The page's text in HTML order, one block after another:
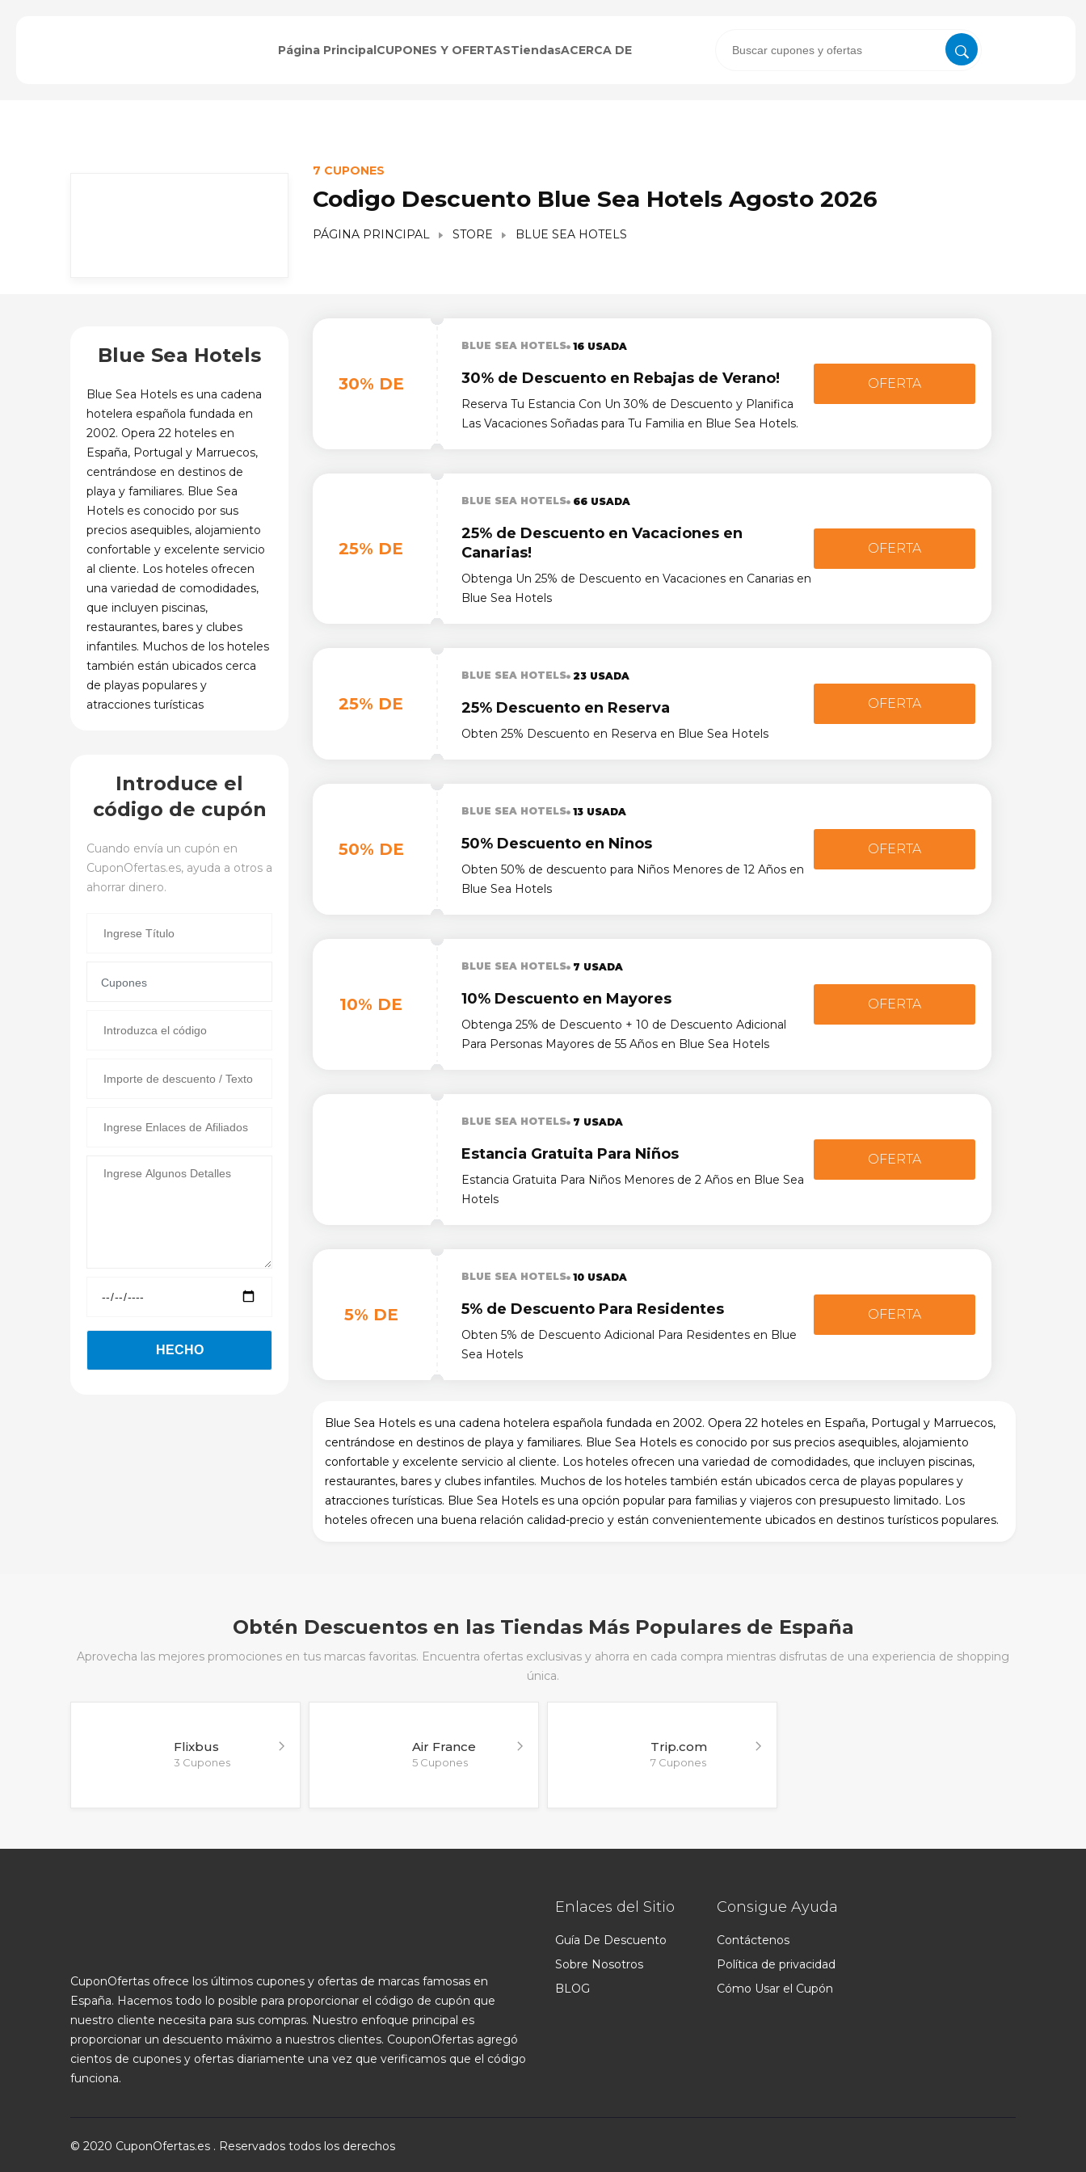
Página PrincipalCUPONES Y OFERTASTiendasACERCA DE
7 CUPONES
Codigo Descuento Blue Sea Hotels Agosto 2026
PÁGINA PRINCIPAL STORE BLUE SEA HOTELS
30% DE
BLUE SEA HOTELS 16 USADA
30% de Descuento en Rebajas de Verano!
Reserva Tu Estancia Con Un 30% de Descuento y Planifica
Las Vacaciones Soñadas para Tu Familia en Blue Sea Hotels.
OFERTA
25% DE
BLUE SEA HOTELS 66 USADA
25% de Descuento en Vacaciones en
Canarias!
Obtenga Un 25% de Descuento en Vacaciones en Canarias en
Blue Sea Hotels
OFERTA
25% DE
BLUE SEA HOTELS 23 USADA
25% Descuento en Reserva
Obten 25% Descuento en Reserva en Blue Sea Hotels
OFERTA
50% DE
BLUE SEA HOTELS 13 USADA
50% Descuento en Ninos
Obten 50% de descuento para Niños Menores de 12 Años en
Blue Sea Hotels
OFERTA
10% DE
BLUE SEA HOTELS 7 USADA
10% Descuento en Mayores
Obtenga 25% de Descuento + 10 de Descuento Adicional
Para Personas Mayores de 55 Años en Blue Sea Hotels
OFERTA
BLUE SEA HOTELS 7 USADA
Estancia Gratuita Para Niños
Estancia Gratuita Para Niños Menores de 2 Años en Blue Sea
Hotels
OFERTA
5% DE
BLUE SEA HOTELS 10 USADA
5% de Descuento Para Residentes
Obten 5% de Descuento Adicional Para Residentes en Blue
Sea Hotels
OFERTA
Blue Sea Hotels es una cadena hotelera española fundada en 2002. Opera 22 hoteles en España, Portugal y Marruecos,
centrándose en destinos de playa y familiares. Blue Sea Hotels es conocido por sus precios asequibles, alojamiento
confortable y excelente servicio al cliente. Los hoteles ofrecen una variedad de comodidades, que incluyen piscinas,
restaurantes, bares y clubes infantiles. Muchos de los hoteles también están ubicados cerca de playas populares y
atracciones turísticas. Blue Sea Hotels es una opción popular para familias y viajeros con presupuesto limitado. Los
hoteles ofrecen una buena relación calidad-precio y están convenientemente ubicados en destinos turísticos populares.
Blue Sea Hotels
Blue Sea Hotels es una cadena
hotelera española fundada en
2002. Opera 22 hoteles en
España, Portugal y Marruecos,
centrándose en destinos de
playa y familiares. Blue Sea
Hotels es conocido por sus
precios asequibles, alojamiento
confortable y excelente servicio
al cliente. Los hoteles ofrecen
una variedad de comodidades,
que incluyen piscinas,
restaurantes, bares y clubes
infantiles. Muchos de los hoteles
también están ubicados cerca
de playas populares y
atracciones turísticas
Introduce el
código de cupón
Cuando envía un cupón en
CuponOfertas.es, ayuda a otros a
ahorrar dinero.
Obtén Descuentos en las Tiendas Más Populares de España
Aprovecha las mejores promociones en tus marcas favoritas. Encuentra ofertas exclusivas y ahorra en cada compra mientras disfrutas de una experiencia de shopping
única.
Flixbus
3 Cupones
Air France
5 Cupones
Trip.com
7 Cupones
CuponOfertas ofrece los últimos cupones y ofertas de marcas famosas en
España. Hacemos todo lo posible para proporcionar el código de cupón que
nuestro cliente necesita para sus compras. Nuestro enfoque principal es
proporcionar un descuento máximo a nuestros clientes. CouponOfertas agregó
cientos de cupones y ofertas diariamente una vez que verificamos que el código
funciona.
Enlaces del Sitio
Guía De Descuento
Sobre Nosotros
BLOG
Consigue Ayuda
Contáctenos
Política de privacidad
Cómo Usar el Cupón
© 2020 CuponOfertas.es . Reservados todos los derechos